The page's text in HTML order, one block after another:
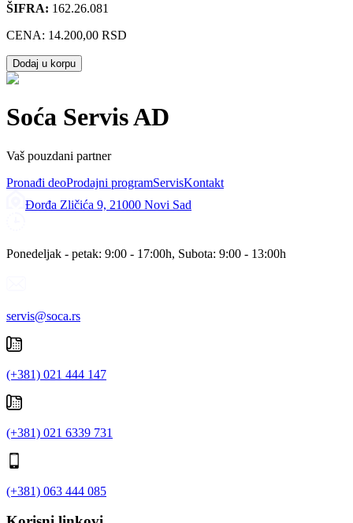
ŠIFRA: 162.26.081
CENA: 14.200,00 RSD
Dodaj u korpu
Soća Servis AD
Vaš pouzdani partner
Pronađi deoProdajni programServisKontakt
Đorđa Zličića 9, 21000 Novi Sad
Ponedeljak - petak: 9:00 - 17:00h, Subota: 9:00 - 13:00h
servis@soca.rs
(+381) 021 444 147
(+381) 021 6339 731
(+381) 063 444 085